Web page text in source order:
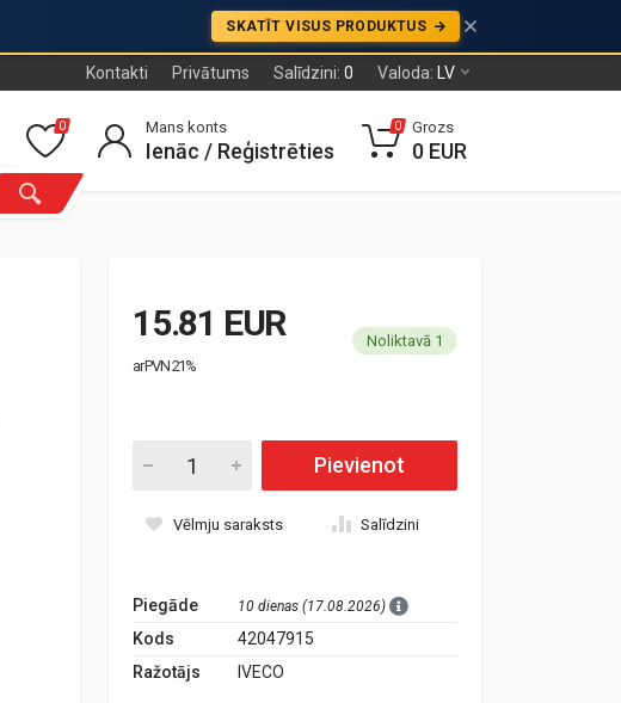
SKATĪT VISUS PRODUKTUS
Kontakti Privātums Salīdzini: 0 Valoda: LV
0 Mans konts
Ienāc / Reģistrēties
0 Grozs
0 EUR
15.81 EUR
ar PVN 21%
Noliktavā 1
Pievienot
Vēlmju saraksts Salīdzini
Piegāde 10 dienas (17.08.2026)
Kods
42047915
Ražotājs
IVECO